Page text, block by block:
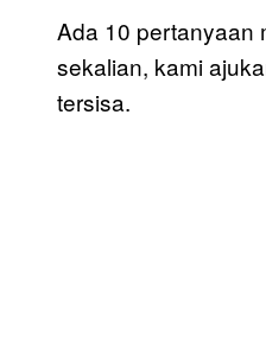
Ada 10 pertanyaan
sekalian, kami
tersisa.